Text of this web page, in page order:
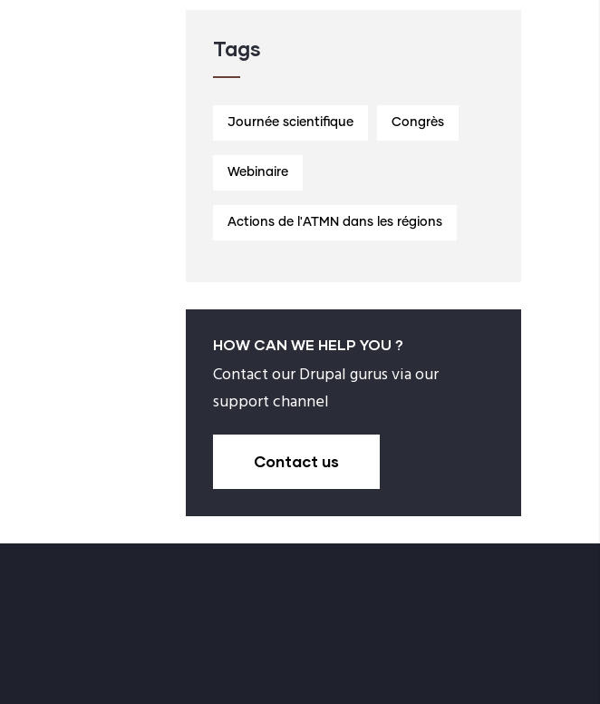
Tags
Journée scientifique Congrès
Webinaire
Actions de l'ATMN dans les régions
HOW CAN WE HELP YOU ?
Contact our Drupal gurus via our
support channel
Contact us